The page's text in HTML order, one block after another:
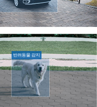
반려동물 감지